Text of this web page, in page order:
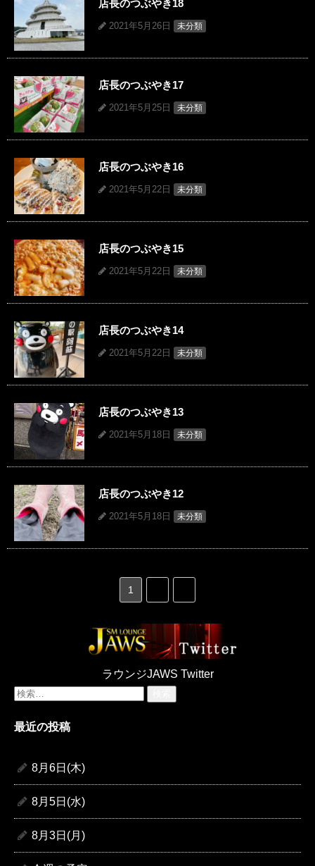
店長のつぶやき18
2021年5月26日 未分類
店長のつぶやき17
2021年5月25日 未分類
店長のつぶやき16
2021年5月22日 未分類
店長のつぶやき15
2021年5月22日 未分類
店長のつぶやき14
2021年5月22日 未分類
店長のつぶやき13
2021年5月18日 未分類
店長のつぶやき12
2021年5月18日 未分類
1
ラウンジJAWS Twitter
検
最近の投稿
8月6日(木)
8月5日(水)
8月3日(月)